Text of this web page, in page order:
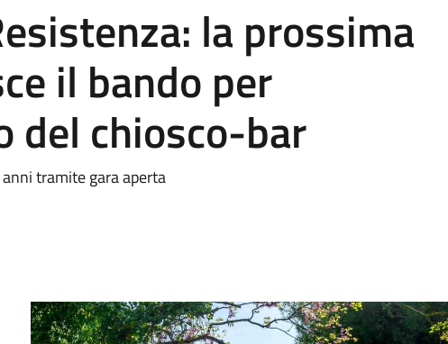
la prossima
il bando per
del chiosco-bar
tramite gara aperta